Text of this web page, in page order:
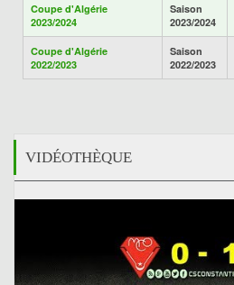
Coupe d'Algérie
2023/2024
Saison
2023/2024
Coupe d'Algérie
2022/2023
Saison
2022/2023
VIDÉOTHÈQUE